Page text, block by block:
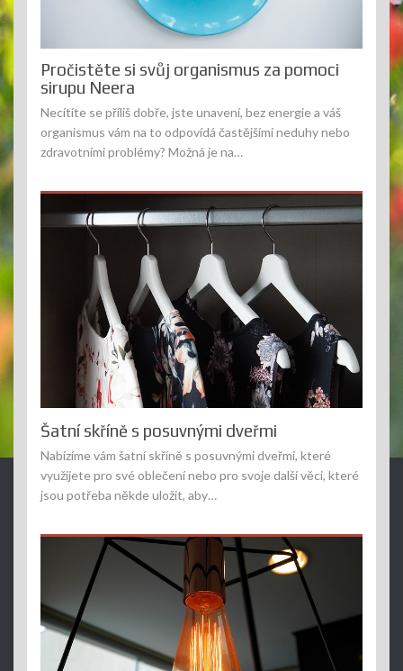
Pročistěte si svůj organismus za pomoci
sirupu Neera
Necítíte se příliš dobře, jste unavení, bez energie a váš
organismus vám na to odpovídá častějšími neduhy nebo
zdravotními problémy? Možná je na…
Šatní skříně s posuvnými dveřmi
Nabízíme vám šatní skříně s posuvnými dveřmi, které
využijete pro své oblečení nebo pro svoje další věci, které
jsou potřeba někde uložit, aby…